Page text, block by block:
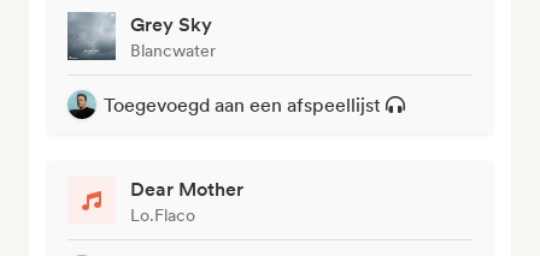
Grey Sky
Blancwater
Toegevoegd aan een afspeellijst
Dear Mother
Lo.Flaco